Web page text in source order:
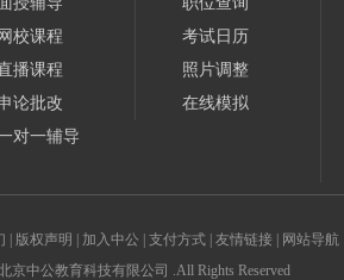
网校课程
播课程
论批改
对一辅导
考试日历
照片调整
在线模拟
版权声明 加入中公 支付方式 友情链接
网站导航
京中公教育科技有限公司 .All Rights Reserved